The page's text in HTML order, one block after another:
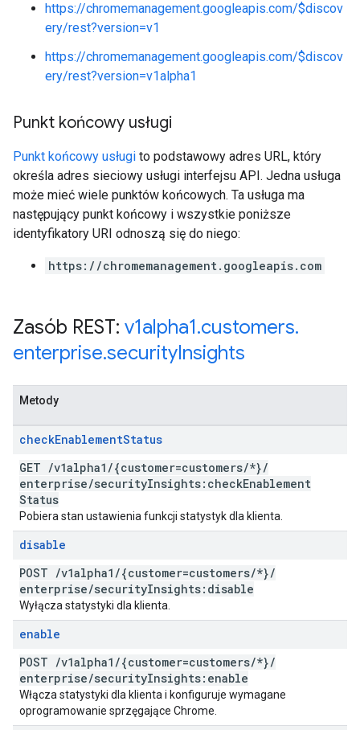
https://chromemanagement.googleapis.com/$discov
ery/rest?version=v1
https://chromemanagement.googleapis.com/$discov
ery/rest?version=v1alpha1
Punkt końcowy usługi
Punkt końcowy usługi to podstawowy adres URL, który
określa adres sieciowy usługi interfejsu API. Jedna usługa
może mieć wiele punktów końcowych. Ta usługa ma
następujący punkt końcowy i wszystkie poniższe
identyfikatory URI odnoszą się do niego:
https://chromemanagement.googleapis.com
Zasób REST: v1alpha1.customers.
enterprise.securityInsights
Metody
checkEnablementStatus
GET /v1alpha1 /{customer=customers/*}/
enterprise/securityInsights:checkEnablement
Status
Pobiera stan ustawienia funkcji statystyk dla klienta.
disable
POST /v1alpha1 /{customer=customers/*}/
enterprise/securityInsights:disable
Wyłącza statystyki dla klienta.
enable
POST /v1alpha1 /{customer=customers/*}/
enterprise/securityInsights:enable
Włącza statystyki dla klienta i konfiguruje wymagane
oprogramowanie sprzęgające Chrome.